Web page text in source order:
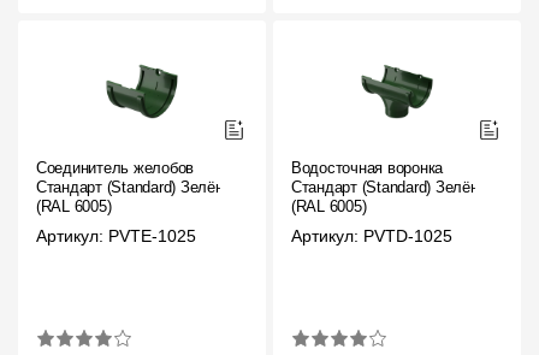
Соединитель желобов
Стандарт (Standard) Зелёный,
(RAL 6005)
Артикул: PVTE-1025
Водосточная воронка
Стандарт (Standard) Зелёный,
(RAL 6005)
Артикул: PVTD-1025